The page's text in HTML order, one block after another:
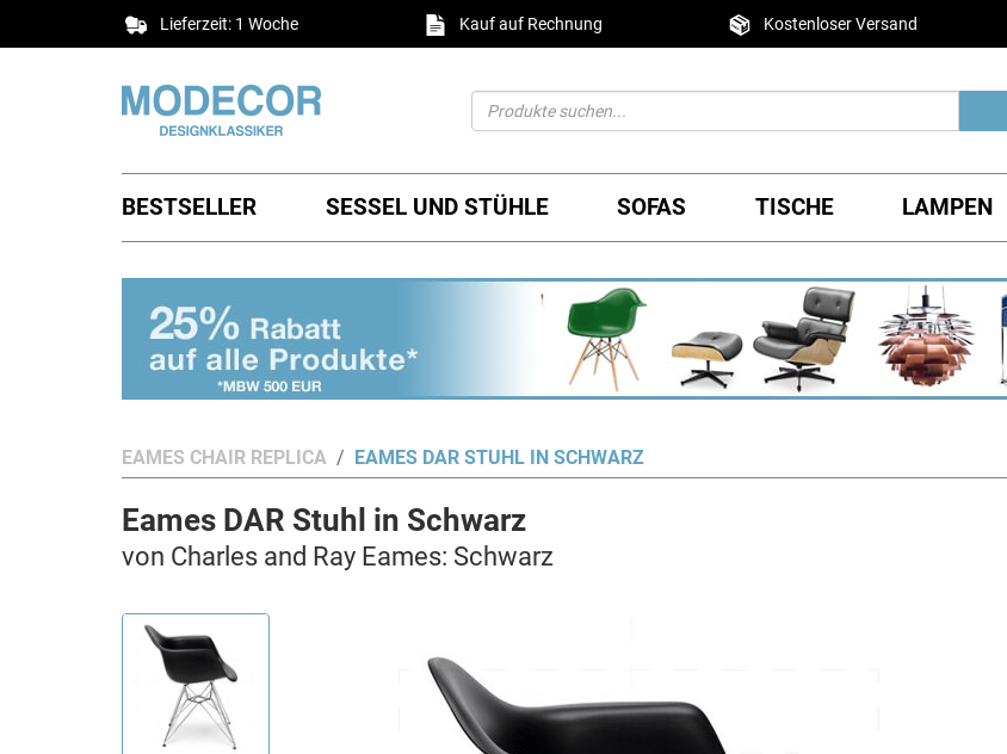
Lieferzeit: 1 Woche Kauf auf Rechnung Kostenloser Versand
BESTSELLER SESSEL UND STÜHLE SOFAS TISCHE LAMPEN
EAMES CHAIR REPLICA EAMES DAR STUHL IN SCHWARZ
Eames DAR Stuhl in Schwarz
von Charles and Ray Eames: Schwarz